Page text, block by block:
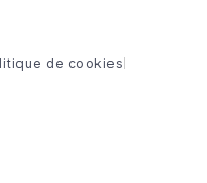
de cookies